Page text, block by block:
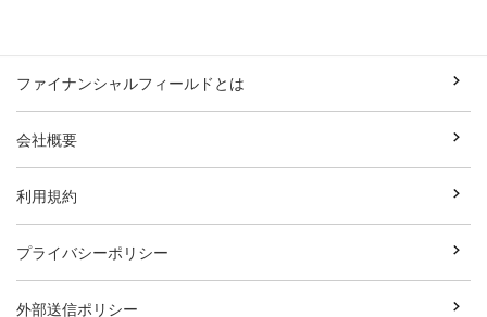
ファイナンシャルフィールドとは
会社概要
利用規約
プライバシーポリシー
外部送信ポリシー